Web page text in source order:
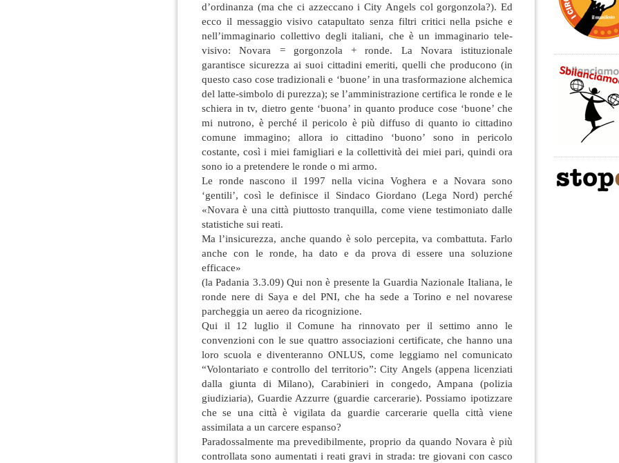
d’ordinanza (ma che ci azzeccano i City Angels col gorgonzola?). Ed
ecco il messaggio visivo catapultato senza filtri critici nella psiche e
nell’immaginario collettivo degli italiani, che è un immaginario tele-
visivo: Novara = gorgonzola + ronde. La Novara istituzionale
garantisce sicurezza ai suoi cittadini emeriti, quelli che producono (in
questo caso cose tradizionali e ‘buone’ in una trasformazione alchemica
del latte-simbolo di purezza); se l’amministrazione certifica le ronde e le
schiera in tv, dietro gente ‘buona’ in quanto produce cose ‘buone’ che
mi nutrono, è perché il pericolo è più diffuso di quanto io cittadino
comune immagino; allora io cittadino ‘buono’ sono in pericolo
costante, così i miei famigliari e la collettività dei miei pari, quindi ora
sono io a pretendere le ronde o mi armo.
Le ronde nascono il 1997 nella vicina Voghera e a Novara sono
‘gentili’, così le definisce il Sindaco Giordano (Lega Nord) perché
«Novara è una città piuttosto tranquilla, come viene testimoniato dalle
statistiche sui reati.
Ma l’insicurezza, anche quando è solo percepita, va combattuta. Farlo
anche con le ronde, ha dato e da prova di essere una soluzione
efficace»
(la Padania 3.3.09) Qui non è presente la Guardia Nazionale Italiana, le
ronde nere di Saya e del PNI, che ha sede a Torino e nel novarese
parcheggia un aereo da ricognizione.
Qui il 12 luglio il Comune ha rinnovato per il settimo anno le
convenzioni con le sue quattro associazioni certificate, che hanno una
loro scuola e diventeranno ONLUS, come leggiamo nel comunicato
“Volontariato e controllo del territorio”: City Angels (appena licenziati
dalla giunta di Milano), Carabinieri in congedo, Ampana (polizia
giudiziaria), Guardie Azzurre (guardie carcerarie). Possiamo ipotizzare
che se una città è vigilata da guardie carcerarie quella città viene
assimilata a un carcere espanso?
Paradossalmente ma prevedibilmente, proprio da quando Novara è più
controllata sono aumentati i reati gravi in strada: tre giovani con casco